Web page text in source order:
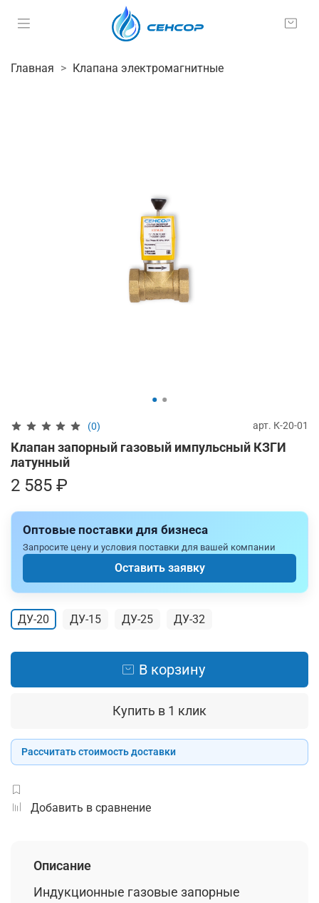
Главная Клапана электромагнитные
(0) арт. К-20-01
Клапан запорный газовый импульсный КЗГИ
латунный
2 585 ₽
Оптовые поставки для бизнеса
Запросите цену и условия поставки для вашей компании
Оставить заявку
ДУ-20 ДУ-15 ДУ-25 ДУ-32
В корзину
Купить в 1 клик
Рассчитать стоимость доставки
Добавить в сравнение
Описание
Индукционные газовые запорные